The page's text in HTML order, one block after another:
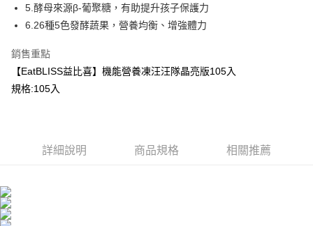
2.基於同意付款使用「大哥付你分期」之契約關係目的，商店將以您的個人
資料（包含姓名、電話或地址）提供予台灣大哥大進項蒐集、處理及利用，
3.完整用戶服務條款，請詳閱以下連結：
後付繳納相關費用。
※ 交易是否成功請以「AFTEE先享後付 」之結帳頁面顯示為準，若有關於
是否繳費成功／繳費後需取消欲退款等相關疑問，請聯繫「AFTEE先享後付
【注意事項】
易，需依本服務之必要範圍內提供個人資料，並將交易相關給付款項請求債
３．未成年的使用者請事先徵得法定代理人或監護人之同意方可使用
「AFTEE先享後付」，若未經同意申辦者引起之損失，本公司不負相關責
付款後萊爾富取貨
每筆NT$100，滿NT$600(含以上)免運費
5.酵母來源β-葡聚糖，有助提升孩子保護力
6.26種5色發酵蔬果，營養均衡、增強體力
銷售重點
【EatBLISS益比喜】機能營養凍汪汪隊晶亮版105入
規格:105入
詳細說明 商品規格 相關推薦